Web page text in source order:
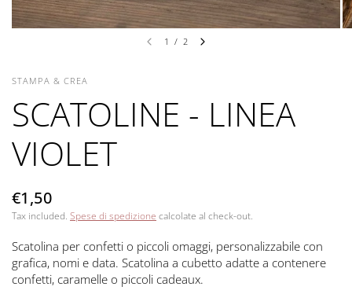
1 / 2
STAMPA & CREA
SCATOLINE - LINEA
VIOLET
€1,50
Tax included. Spese di spedizione calcolate al check-out.
Scatolina per confetti o piccoli omaggi, personalizzabile con
grafica, nomi e data. Scatolina a cubetto adatte a contenere
confetti, caramelle o piccoli cadeaux.